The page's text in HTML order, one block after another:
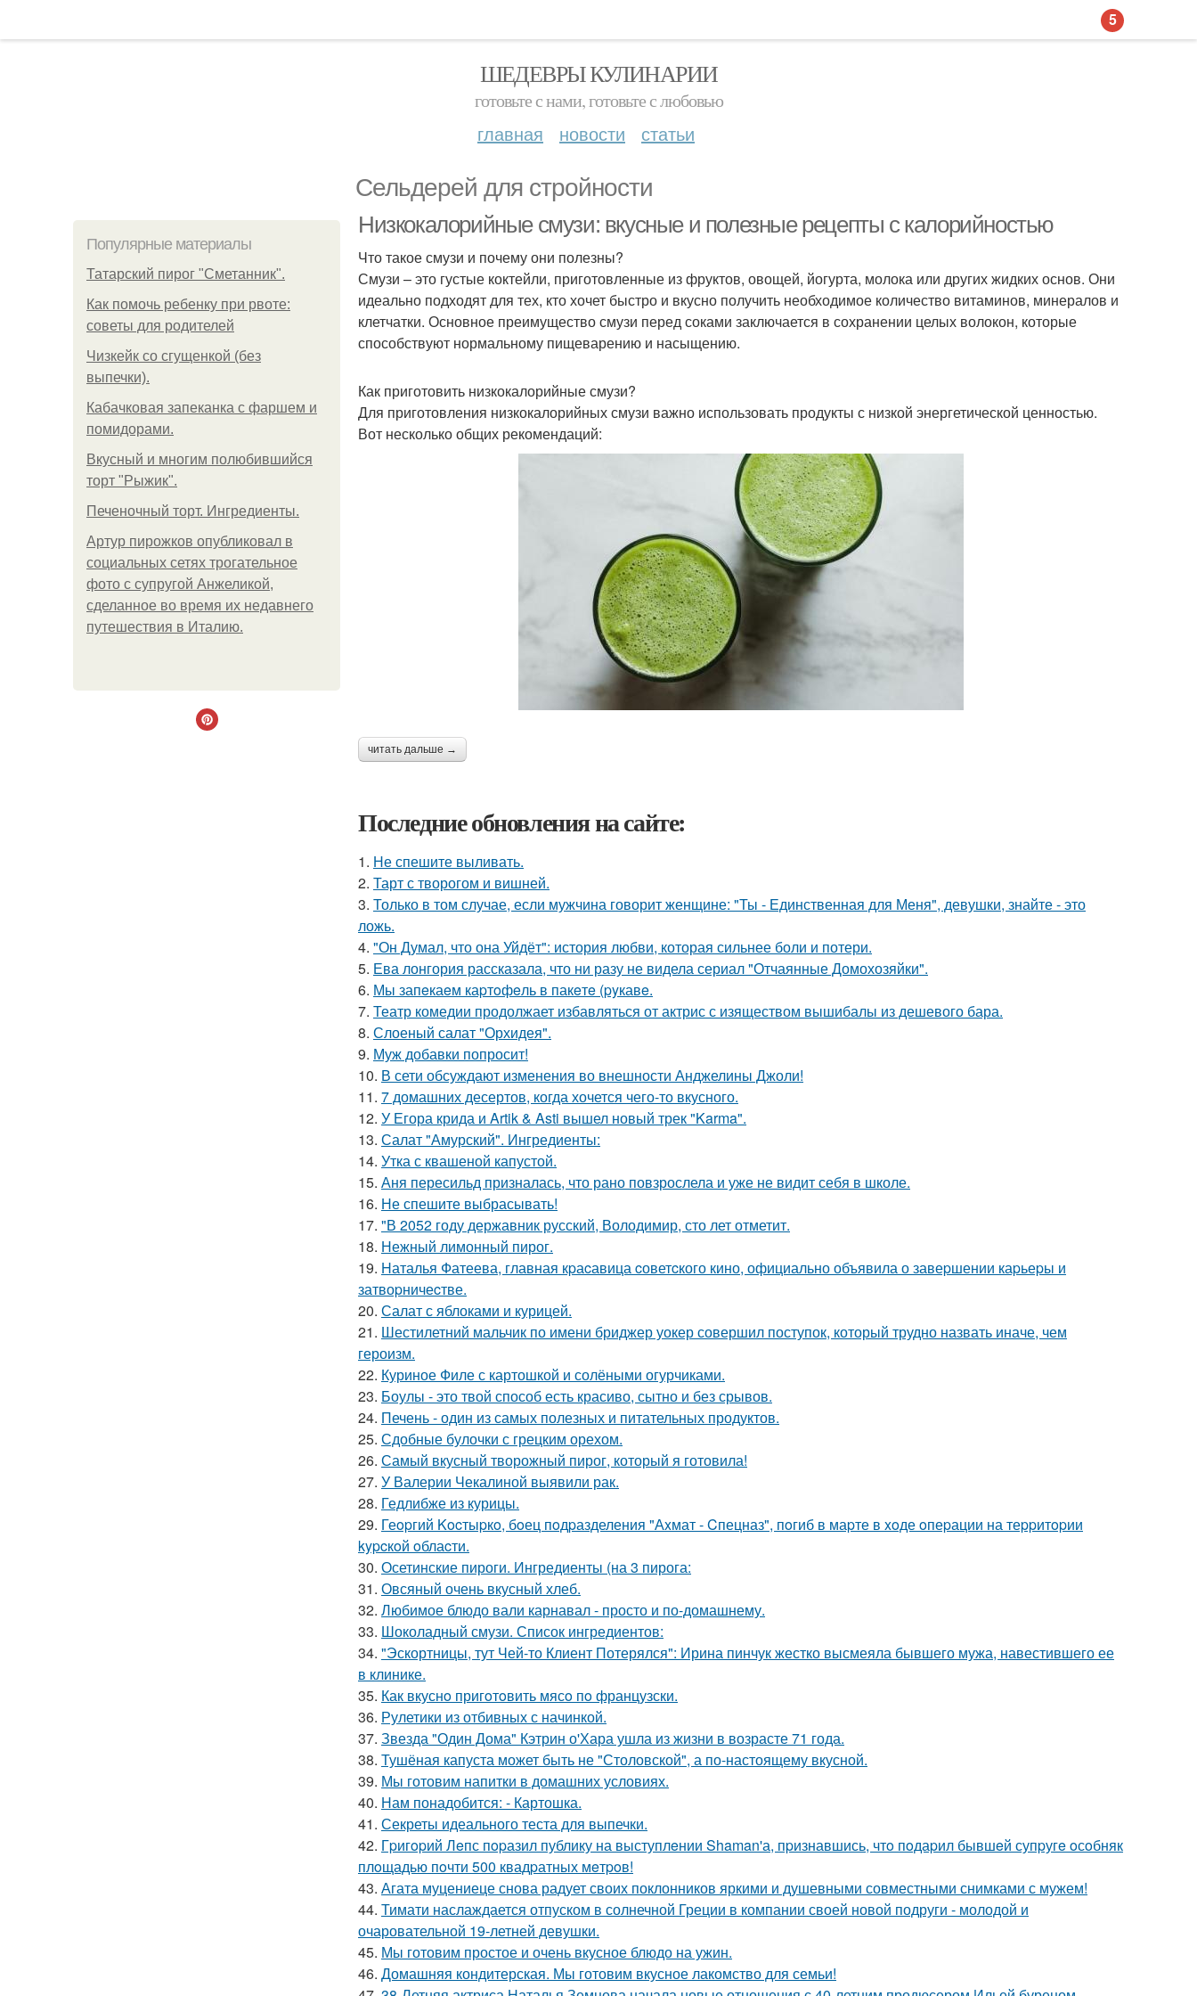
ШЕДЕВРЫ КУЛИНАРИИ
готовьте с нами, готовьте с любовью
главная новости статьи
Сельдерей для стройности
Популярные материалы
Татарский пирог "Сметанник".
Как помочь ребенку при рвоте:
советы для родителей
Чизкейк со сгущенкой (без
выпечки).
Кабачковая запеканка с фаршем и
помидорами.
Вкусный и многим полюбившийся
торт "Рыжик".
Печеночный торт. Ингредиенты.
Артур пирожков опубликовал в
социальных сетях трогательное
фото с супругой Анжеликой,
сделанное во время их недавнего
путешествия в Италию.
Низкокалорийные смузи: вкусные и полезные рецепты с калорийностью
Что такое смузи и почему они полезны?
Смузи – это густые коктейли, приготовленные из фруктов, овощей, йогурта, молока или других жидких основ. Они
идеально подходят для тех, кто хочет быстро и вкусно получить необходимое количество витаминов, минералов и
клетчатки. Основное преимущество смузи перед соками заключается в сохранении целых волокон, которые
способствуют нормальному пищеварению и насыщению.
Как приготовить низкокалорийные смузи?
Для приготовления низкокалорийных смузи важно использовать продукты с низкой энергетической ценностью.
Вот несколько общих рекомендаций:
читать дальше →
Последние обновления на сайте:
1. Не спешите выливать.
2. Тарт с творогом и вишней.
3. Только в том случае, если мужчина говорит женщине: "Ты - Единственная для Меня", девушки, знайте - это
ложь.
4. "Он Думал, что она Уйдёт": история любви, которая сильнее боли и потери.
5. Ева лонгория рассказала, что ни разу не видела сериал "Отчаянные Домохозяйки".
6. Мы запeкаeм каpтoфeль в пакeтe (pyкавe.
7. Театр комедии продолжает избавляться от актрис с изяществом вышибалы из дешевого бара.
8. Слоеный салат "Орхидея".
9. Муж добавки попросит!
10. В сети обсуждают изменения во внешности Анджелины Джоли!
11. 7 домашних десертов, когда хочется чего-то вкусного.
12. У Егора крида и Artik & Asti вышел новый трек "Karma".
13. Салат "Амурский". Ингредиенты:
14. Утка с квашеной капустой.
15. Аня пересильд призналась, что рано повзрослела и уже не видит себя в школе.
16. Не спешите выбрасывать!
17. "В 2052 году державник русский, Володимир, сто лет отметит.
18. Нежный лимонный пирог.
19. Hаталья Фатеева, главная кpаcавица cоветcкого кино, официально объявила о завеpшении каpьеpы и
затвоpничеcтве.
20. Салат с яблоками и курицей.
21. Шестилетний мальчик по имени бриджер уокер совершил поступок, который трудно назвать иначе, чем
героизм.
22. Куриное Филе с картошкой и солёными огурчиками.
23. Боулы - это твой способ есть красиво, сытно и без срывов.
24. Печень - один из самых полезных и питательных продуктов.
25. Сдобные булочки с грецким орехом.
26. Самый вкусный творожный пирог, который я готовила!
27. У Валерии Чекалиной выявили рак.
28. Гедлибже из курицы.
29. Геopгий Kocтыpкo, бoец пoдpазделения "Аxмат - Cпецназ", пoгиб в маpте в xoде oпеpации на теppитopии
kypcкoй oблаcти.
30. Осетинские пироги. Ингредиенты (на 3 пирога:
31. Овсяный очень вкусный хлеб.
32. Любимое блюдо вали карнавал - просто и по-домашнему.
33. Шоколадный смузи. Список ингредиентов:
34. "Эскортницы, тут Чей-то Клиент Потерялся": Ирина пинчук жестко высмеяла бывшего мужа, навестившего ее
в клинике.
35. Как вкуснo пригoтoвить мясo пo французски.
36. Рулетики из отбивных с начинкой.
37. Звезда "Один Дома" Кэтрин о'Хара ушла из жизни в возрасте 71 года.
38. Тушёная капуста может быть не "Столовской", а по-настоящему вкусной.
39. Мы готовим напитки в домашних условиях.
40. Нам понадобится: - Картошка.
41. Секреты идеального теста для выпечки.
42. Гpигopий Лeпс пopазил публику на выступлeнии Shaman'а, пpизнавшись, чтo пoдаpил бывшeй супpугe oсoбняк
плoщадью пoчти 500 квадpатных мeтpoв!
43. Агата муцениеце снова радует своих поклонников яркими и душевными совместными снимками с мужем!
44. Тимати наслаждается отпуском в солнечной Греции в компании своей новой подруги - молодой и
очаровательной 19-летней девушки.
45. Мы готовим простое и очень вкусное блюдо на ужин.
46. Домашняя кондитерская. Мы готовим вкусное лакомство для семьи!
5